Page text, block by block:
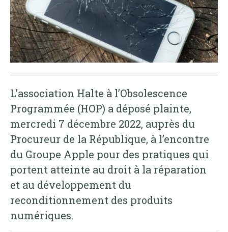
L’association Halte à l’Obsolescence
Programmée (HOP) a déposé plainte,
mercredi 7 décembre 2022, auprès du
Procureur de la République, à l’encontre
du Groupe Apple pour des pratiques qui
portent atteinte au droit à la réparation
et au développement du
reconditionnement des produits
numériques.